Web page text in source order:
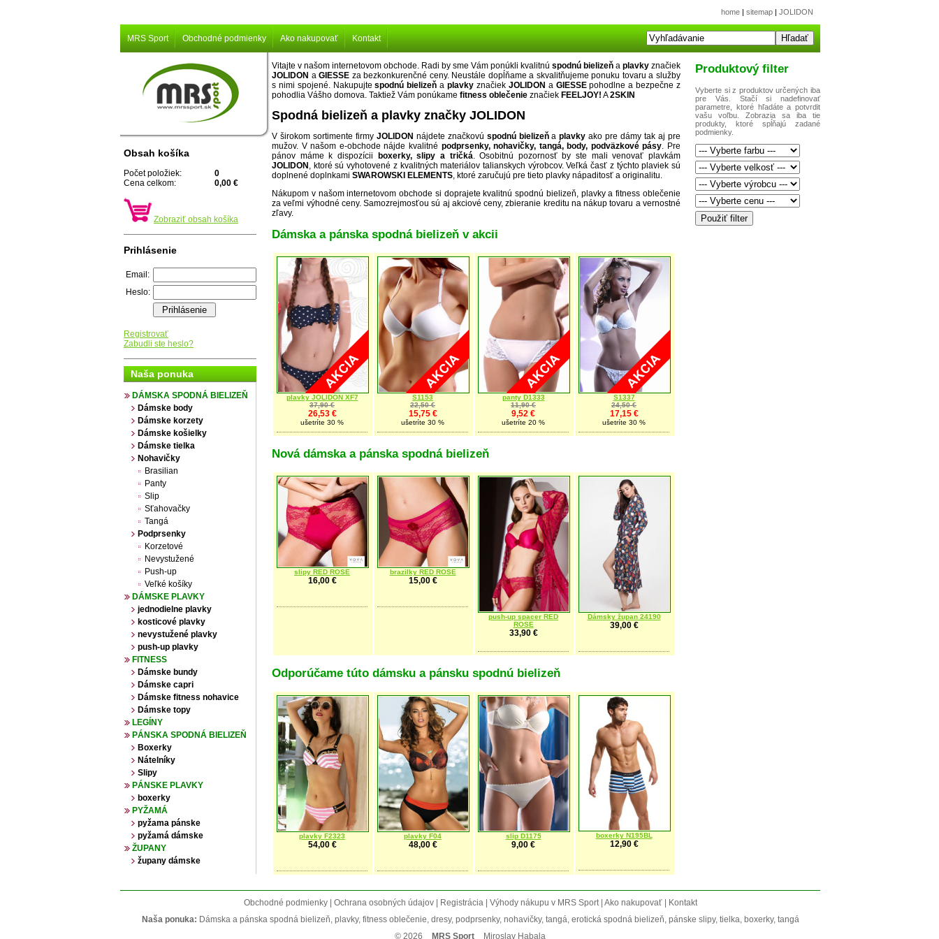
home | sitemap | JOLIDON
MRS Sport Obchodné podmienky Ako nakupovať Kontakt
Obsah košíka
Počet položiek:
0
Cena celkom:
0,00 €
Zobraziť obsah košíka
Prihlásenie
Email:
Heslo:
Registrovať
Zabudli ste heslo?
Naša ponuka
DÁMSKA SPODNÁ BIELIZEŇ
Dámske body
Dámske korzety
Dámske košielky
Dámske tielka
Nohavičky
Brasilian
Panty
Slip
Sťahovačky
Tangá
Podprsenky
Korzetové
Nevystužené
Push-up
Veľké košíky
DÁMSKE PLAVKY
jednodielne plavky
kosticové plavky
nevystužené plavky
push-up plavky
FITNESS
Dámske bundy
Dámske capri
Dámske fitness nohavice
Dámske topy
LEGÍNY
PÁNSKA SPODNÁ BIELIZEŇ
Boxerky
Nátelníky
Slipy
PÁNSKE PLAVKY
boxerky
PYŽAMÁ
pyžama pánske
pyžamá dámske
ŽUPANY
župany dámske
Vitajte v našom internetovom obchode. Radi by sme Vám ponúkli kvalitnú spodnú bielizeň a plavky značiek
JOLIDON aGIESSE za bezkonkurenčné ceny. Neustále dopĺňame a skvalitňujeme ponuku tovaru a služby
s nimi spojené. Nakupujtespodnú bielizeň aplavky značiek JOLIDON a GIESSEpohodlne a bezpečne z
pohodlia Vášho domova. Taktiež Vám ponúkame fitness oblečenie značiek FEELJOY! A2SKIN
Spodná bielizeň a plavky značky JOLIDON
V širokom sortimente firmy JOLIDON nájdete značkovú spodnú bielizeňaplavky ako pre dámy tak aj pre
mužov. V našom e-obchode nájde kvalitné podprsenky, nohavičky, tangá, body, podväzkové pásy. Pre
pánov máme k dispozícii
boxerky, slipy a tričká. Osobitnú pozornosť by ste mali venovať plavkám
JOLIDON , ktoré sú vyhotovené z kvalitných materiálov talianskych výrobcov. Veľká časť z týchto plaviek sú
doplnené doplnkami SWAROWSKI ELEMENTS, ktoré zaručujú pre tieto plavky nápaditosť a originalitu.
Nákupom v našom internetovom obchode si doprajete kvalitnú spodnú bielizeň, plavky a fitness oblečenie
za veľmi výhodné ceny. Samozrejmosťou sú aj akciové ceny, zbieranie kreditu na nákup tovaru a vernostné
zľavy.
Dámska a pánska spodná bielizeň v akcii
plavky JOLIDON XF7
37,90 €
26,53 €
ušetríte 30 %
S1153
22,50 €
15,75 €
ušetríte 30 %
panty D1333
11,90 €
9,52 €
ušetríte 20 %
S1337
24,50 €
17,15 €
ušetríte 30 %
Nová dámska a pánska spodná bielizeň
slipy RED ROSE
16,00 €
brazilky RED ROSE
15,00 €
push-up spacer RED
ROSE
33,90 €
Dámsky župan 24190
39,00 €
Odporúčame túto dámsku a pánsku spodnú bielizeň
plavky F2323
54,00 €
plavky F04
48,00 €
slip D1175
9,00 €
boxerky N195BL
12,90 €
Produktový filter
Vyberte si z produktov určených iba
pre Vás. Stačí si nadefinovať
parametre, ktoré hľadáte a potvrdit
vašu voľbu. Zobrazia sa iba tie
produkty, ktoré spĺňajú zadané
podmienky.
Obchodné podmienky | Ochrana osobných údajov | Registrácia | Výhody nákupu v MRS Sport | Ako nakupovať | Kontakt
Naša ponuka: Dámska a pánska spodná bielizeň, plavky, fitness oblečenie, dresy, podprsenky, nohavičky, tangá, erotická spodná bielizeň, pánske slipy, tielka, boxerky, tangá
© 2026
MRS Sport Miroslav Habala